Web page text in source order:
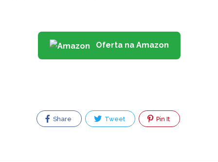
Oferta na Amazon
Share Tweet Pin It